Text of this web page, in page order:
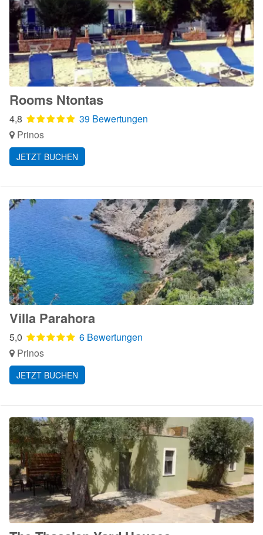
Rooms Ntontas
4,8
39 Bewertungen
Prinos
JETZT BUCHEN
Villa Parahora
5,0
6 Bewertungen
Prinos
JETZT BUCHEN